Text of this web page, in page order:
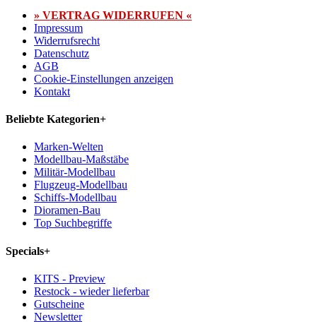
» VERTRAG WIDERRUFEN «
Impressum
Widerrufsrecht
Datenschutz
AGB
Cookie-Einstellungen anzeigen
Kontakt
Beliebte Kategorien+
Marken-Welten
Modellbau-Maßstäbe
Militär-Modellbau
Flugzeug-Modellbau
Schiffs-Modellbau
Dioramen-Bau
Top Suchbegriffe
Specials+
KITS - Preview
Restock - wieder lieferbar
Gutscheine
Newsletter